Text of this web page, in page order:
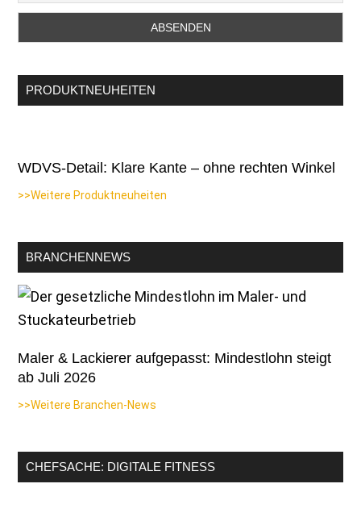
PRODUKTNEUHEITEN
WDVS-Detail: Klare Kante – ohne rechten Winkel
>>Weitere Produktneuheiten
BRANCHENNEWS
Maler & Lackierer aufgepasst: Mindestlohn steigt
ab Juli 2026
>>Weitere Branchen-News
CHEFSACHE: DIGITALE FITNESS